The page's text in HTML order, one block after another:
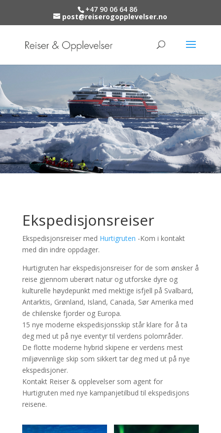
+47 90 06 64 86
post@reiserogopplevelser.no
Ekspedisjonsreiser
Ekspedisjonsreiser med Hurtigruten -Kom i kontakt
med din indre oppdager.
Hurtigruten har ekspedisjonsreiser for de som ønsker å
reise gjennom uberørt natur og utforske dyre og
kulturelle høydepunkt med mektige isfjell på Svalbard,
Antarktis, Grønland, Island, Canada, Sør Amerika med
de chilenske fjorder og Europa.
15 nye moderne ekspedisjonsskip står klare for å ta
deg med ut på nye eventyr til verdens polområder.
De flotte moderne hybrid skipene er verdens mest
miljøvennlige skip som sikkert tar deg med ut på nye
ekspedisjoner.
Kontakt Reiser & opplevelser som agent for
Hurtigruten med nye kampanjetilbud til ekspedisjons
reisene.